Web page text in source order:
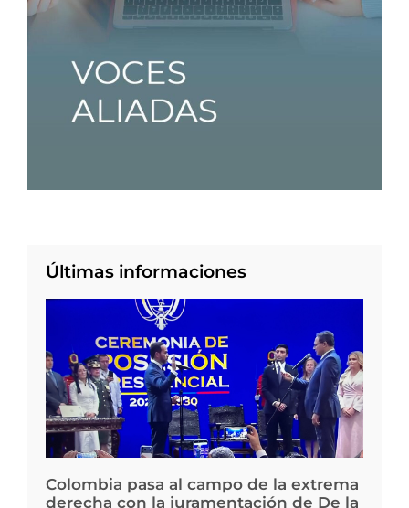
Últimas informaciones
Colombia pasa al campo de la extrema
derecha con la juramentación de De la